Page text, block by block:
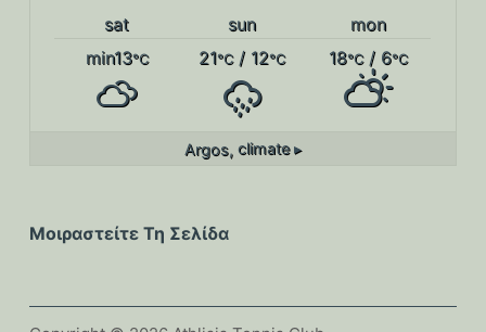
sat sun
mon
min13°C 21°C/ 12°C 18°C/ 6°C
Argos, climate ▸
Μοιραστείτε Τη Σελίδα